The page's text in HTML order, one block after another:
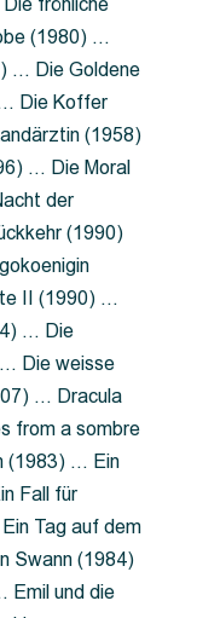
fröhliche
(1980) …
… Die Goldene
Die Koffer
(1958)
… Die Moral
der
(1990)
II (1990) …
… Die
… Die weisse
… Dracula
from a sombre
(1983) … Ein
Fall für
Tag auf dem
Swann (1984)
Emil und die